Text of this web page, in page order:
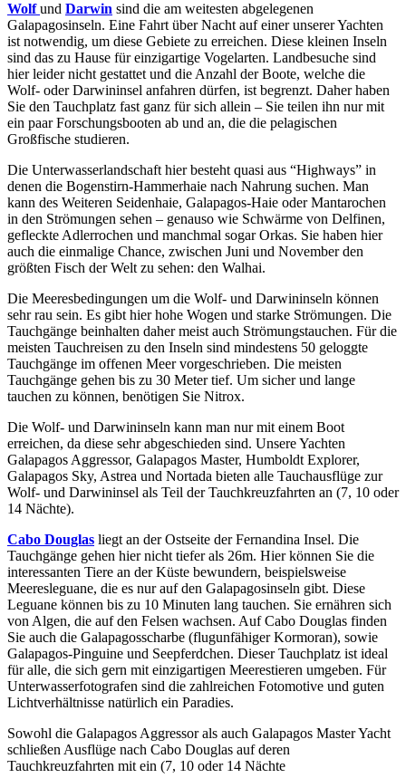
Wolf und Darwin sind die am weitesten abgelegenen
Galapagosinseln. Eine Fahrt über Nacht auf einer unserer Yachten
ist notwendig, um diese Gebiete zu erreichen. Diese kleinen Inseln
sind das zu Hause für einzigartige Vogelarten. Landbesuche sind
hier leider nicht gestattet und die Anzahl der Boote, welche die
Wolf- oder Darwininsel anfahren dürfen, ist begrenzt. Daher haben
Sie den Tauchplatz fast ganz für sich allein – Sie teilen ihn nur mit
ein paar Forschungsbooten ab und an, die die pelagischen
Großfische studieren.
Die Unterwasserlandschaft hier besteht quasi aus “Highways” in
denen die Bogenstirn-Hammerhaie nach Nahrung suchen. Man
kann des Weiteren Seidenhaie, Galapagos-Haie oder Mantarochen
in den Strömungen sehen – genauso wie Schwärme von Delfinen,
gefleckte Adlerrochen und manchmal sogar Orkas. Sie haben hier
auch die einmalige Chance, zwischen Juni und November den
größten Fisch der Welt zu sehen: den Walhai.
Die Meeresbedingungen um die Wolf- und Darwininseln können
sehr rau sein. Es gibt hier hohe Wogen und starke Strömungen. Die
Tauchgänge beinhalten daher meist auch Strömungstauchen. Für die
meisten Tauchreisen zu den Inseln sind mindestens 50 geloggte
Tauchgänge im offenen Meer vorgeschrieben. Die meisten
Tauchgänge gehen bis zu 30 Meter tief. Um sicher und lange
tauchen zu können, benötigen Sie Nitrox.
Die Wolf- und Darwininseln kann man nur mit einem Boot
erreichen, da diese sehr abgeschieden sind. Unsere Yachten
Galapagos Aggressor, Galapagos Master, Humboldt Explorer,
Galapagos Sky, Astrea und Nortada bieten alle Tauchausflüge zur
Wolf- und Darwininsel als Teil der Tauchkreuzfahrten an (7, 10 oder
14 Nächte).
Cabo Douglas liegt an der Ostseite der Fernandina Insel. Die
Tauchgänge gehen hier nicht tiefer als 26m. Hier können Sie die
interessanten Tiere an der Küste bewundern, beispielsweise
Meeresleguane, die es nur auf den Galapagosinseln gibt. Diese
Leguane können bis zu 10 Minuten lang tauchen. Sie ernähren sich
von Algen, die auf den Felsen wachsen. Auf Cabo Douglas finden
Sie auch die Galapagosscharbe (flugunfähiger Kormoran), sowie
Galapagos-Pinguine und Seepferdchen. Dieser Tauchplatz ist ideal
für alle, die sich gern mit einzigartigen Meerestieren umgeben. Für
Unterwasserfotografen sind die zahlreichen Fotomotive und guten
Lichtverhältnisse natürlich ein Paradies.
Sowohl die Galapagos Aggressor als auch Galapagos Master Yacht
schließen Ausflüge nach Cabo Douglas auf deren
Tauchkreuzfahrten mit ein (7, 10 oder 14 Nächte